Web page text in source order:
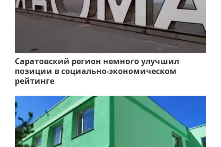
Саратовский регион немного улучшил
позиции в социально-экономическом
рейтинге